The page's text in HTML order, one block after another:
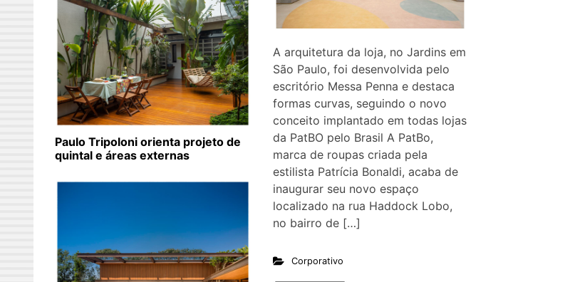
A arquitetura da loja, no Jardins em
São Paulo, foi desenvolvida pelo
escritório Messa Penna e destaca
formas curvas, seguindo o novo
conceito implantado em todas lojas
da PatBO pelo Brasil A PatBo,
marca de roupas criada pela
estilista Patrícia Bonaldi, acaba de
inaugurar seu novo espaço
localizado na rua Haddock Lobo,
no bairro de […]
Corporativo
Paulo Tripoloni orienta projeto de
quintal e áreas externas